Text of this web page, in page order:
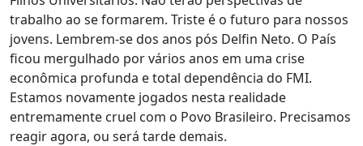
trabalho ao se formarem. Triste é o futuro para nossos
jovens. Lembrem-se dos anos pós Delfin Neto. O País
ficou mergulhado por vários anos em uma crise
econômica profunda e total dependência do FMI.
Estamos novamente jogados nesta realidade
entremamente cruel com o Povo Brasileiro. Precisamos
reagir agora, ou será tarde demais.